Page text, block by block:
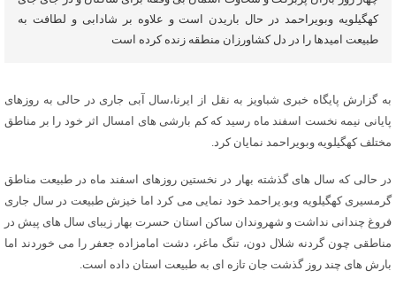
کهگیلویه وبویراحمد در حال باریدن است و علاوه بر شادابی و لطافت به
طبیعت امیدها را در دل کشاورزان منطقه زنده کرده است
به گزارش پایگاه خبری شباویز به نقل از ایرنا،سال آبی جاری در حالی به روزهای
پایانی نیمه نخست اسفند ماه رسید که کم بارشی های امسال اثر خود را بر مناطق
مختلف کهگیلویه وبویراحمد نمایان کرد.
در حالی که سال های گذشته بهار در نخستین روزهای اسفند ماه در طبیعت مناطق
گرمسیری کهگیلویه وبو.یراحمد خود نمایی می کرد اما خیزش طبیعت در سال جاری
فروغ چندانی نداشت و شهروندان ساکن استان حسرت بهار زیبای سال های پیش در
مناطقی چون گردنه شلال دون، تنگ ماغر، دشت امامزاده جعفر را می خوردند اما
بارش های چند روز گذشت جان تازه ای به طبیعت استان داده است.